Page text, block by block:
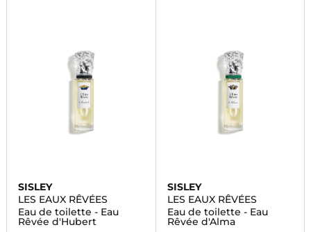
SISLEY
LES EAUX RÊVÉES
Eau de toilette - Eau
Rêvée d'Hubert
SISLEY
LES EAUX RÊVÉES
Eau de toilette - Eau
Rêvée d'Alma